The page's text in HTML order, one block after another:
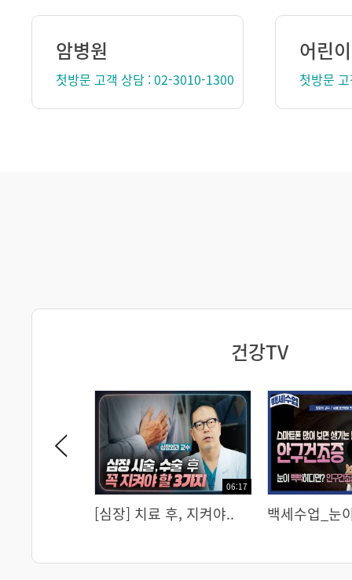
암병원
첫방문 고객 상담 : 02-3010-1300
어린
첫방문
건강TV
06:17
[심장] 치료 후, 지켜야..
백세수업_눈
기록적 폭염 속 ‘고령자 .. 실내 공기의 진실,